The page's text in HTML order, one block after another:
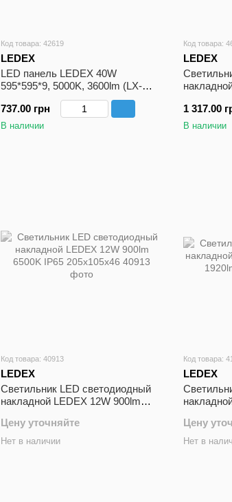
Код товара: 42619
LEDEX
LED панель LEDEX 40W
595*595*9, 5000K, 3600lm (LX-
737.00 грн
В наличии
Код товара:
LEDEX
3000lm
1 317.00
В наличии
Код товара: 40913
LEDEX
Cветильник LED светодиодный
накладной LEDEX 12W 900lm
Цену уточняйте
Нет в наличии
Код товара:
LEDEX
Цену
Нет в